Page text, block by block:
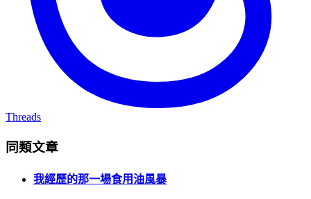
Threads
同類文章
我經歷的那一場食用油風暴